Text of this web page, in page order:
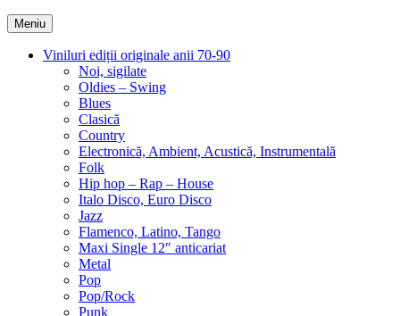
Meniu
Viniluri ediții originale anii 70-90
Noi, sigilate
Oldies – Swing
Blues
Clasică
Country
Electronică, Ambient, Acustică, Instrumentală
Folk
Hip hop – Rap – House
Italo Disco, Euro Disco
Jazz
Flamenco, Latino, Tango
Maxi Single 12″ anticariat
Metal
Pop
Pop/Rock
Punk